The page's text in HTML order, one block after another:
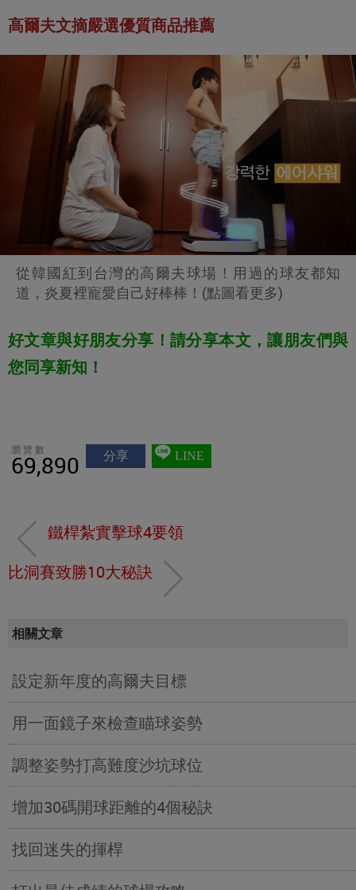
高爾夫文摘嚴選優質商品推薦
從韓國紅到台灣的高爾夫球場！用過的球友都知
道，炎夏裡寵愛自己好棒棒！(點圖看更多)
好文章與好朋友分享！請分享本文，讓朋友們與
您同享新知！
瀏覽數
69,890 分享 LINE
鐵桿紮實擊球4要領
比洞賽致勝10大秘訣
相關文章
設定新年度的高爾夫目標
用一面鏡子來檢查瞄球姿勢
調整姿勢打高難度沙坑球位
增加30碼開球距離的4個秘訣
找回迷失的揮桿